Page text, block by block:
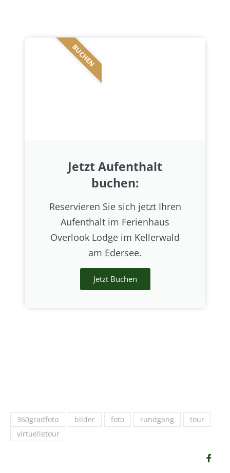
Jetzt Aufenthalt
buchen:
Reservieren Sie sich jetzt Ihren
Aufenthalt im Ferienhaus
Overlook Lodge im Kellerwald
am Edersee.
Jetzt Buchen
BUCHEN
360gradfoto bilder foto rundgang
tour
virtuelletour